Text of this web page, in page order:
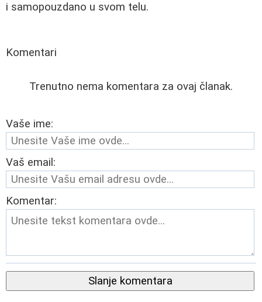
i samopouzdano u svom telu.
Komentari
Trenutno nema komentara za ovaj članak.
Vaše ime:
Vaš email:
Komentar:
Slanje komentara